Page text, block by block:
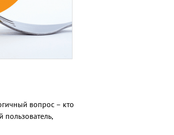
вопрос – кто